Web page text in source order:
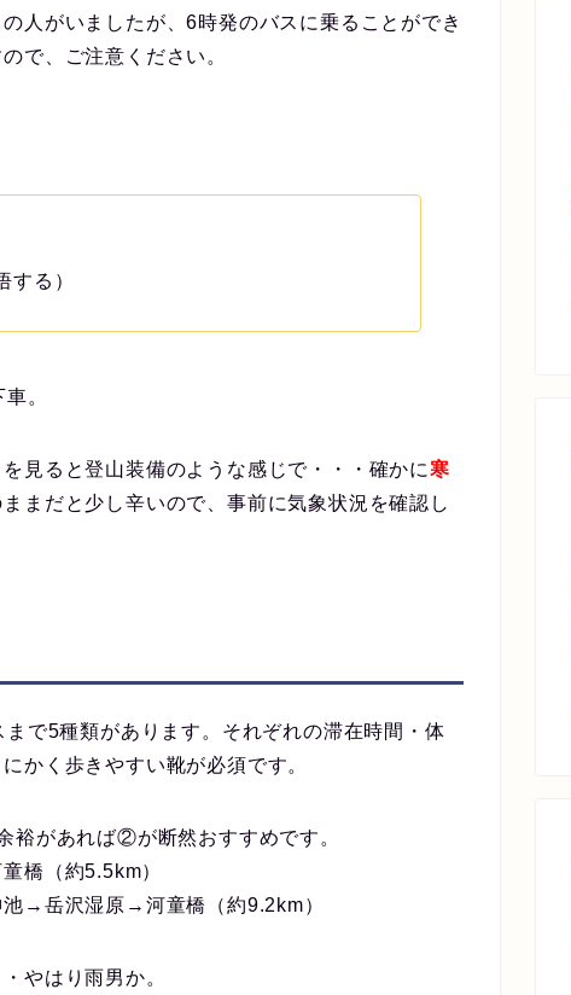
人がいましたが、6時発のバスに乗ることができ
で、ご注意ください。
する）
。
見ると登山装備のような感じで・・・確かに寒
まだと少し辛いので、事前に気象状況を確認し
で5種類があります。それぞれの滞在時間・体
かく歩きやすい靴が必須です。
裕があれば②が断然おすすめです。
橋（約5.5km）
→岳沢湿原→河童橋（約9.2km）
やはり雨男か。